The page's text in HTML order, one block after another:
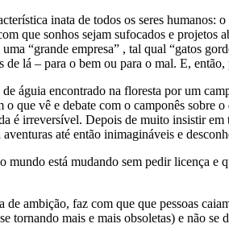
inata de todos os seres
que sonhos sejam sufocados e
“grande empresa” , tal qual “gatos
de lá – para o bem ou para o mal. E,
águia encontrado na floresta por um
que vê e debate com o camponês
é irreversível. Depois de muito insistir
até então inimagináveis e
mundo está mudando sem pedir licença e
ambição, faz com que que pessoas
tornando mais e mais obsoletas) e não